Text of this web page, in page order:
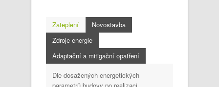
Zateplení
Novostavba
Zdroje energie
Adaptační a mitigační opatření
Dle dosažených energetických
parametrů budovy po realizaci